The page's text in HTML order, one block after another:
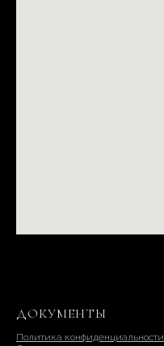
ДОКУМЕНТЫ
Политика конфиденциальности